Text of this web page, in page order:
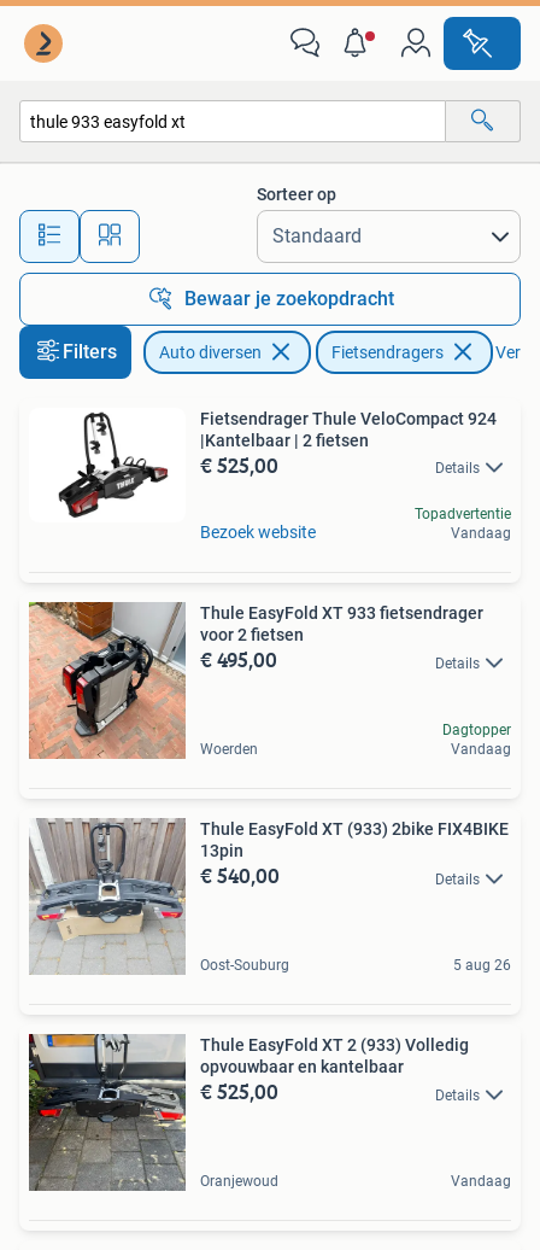
Alle afstanden…
Sorteer op
Bewaar je zoekopdracht
Filters Auto diversen Fietsendragers
Fietsendrager Thule VeloCompact 924
|Kantelbaar | 2 fietsen
€ 525,00 Details
Bezoek website
Topadvertentie
Vandaag
Thule EasyFold XT 933 fietsendrager
voor 2 fietsen
€ 495,00 Details
Woerden
Dagtopper
Vandaag
Thule EasyFold XT (933) 2bike FIX4BIKE
13pin
€ 540,00 Details
Oost-Souburg 5 aug 26
Thule EasyFold XT 2 (933) Volledig
opvouwbaar en kantelbaar
€ 525,00 Details
Oranjewoud Vandaag